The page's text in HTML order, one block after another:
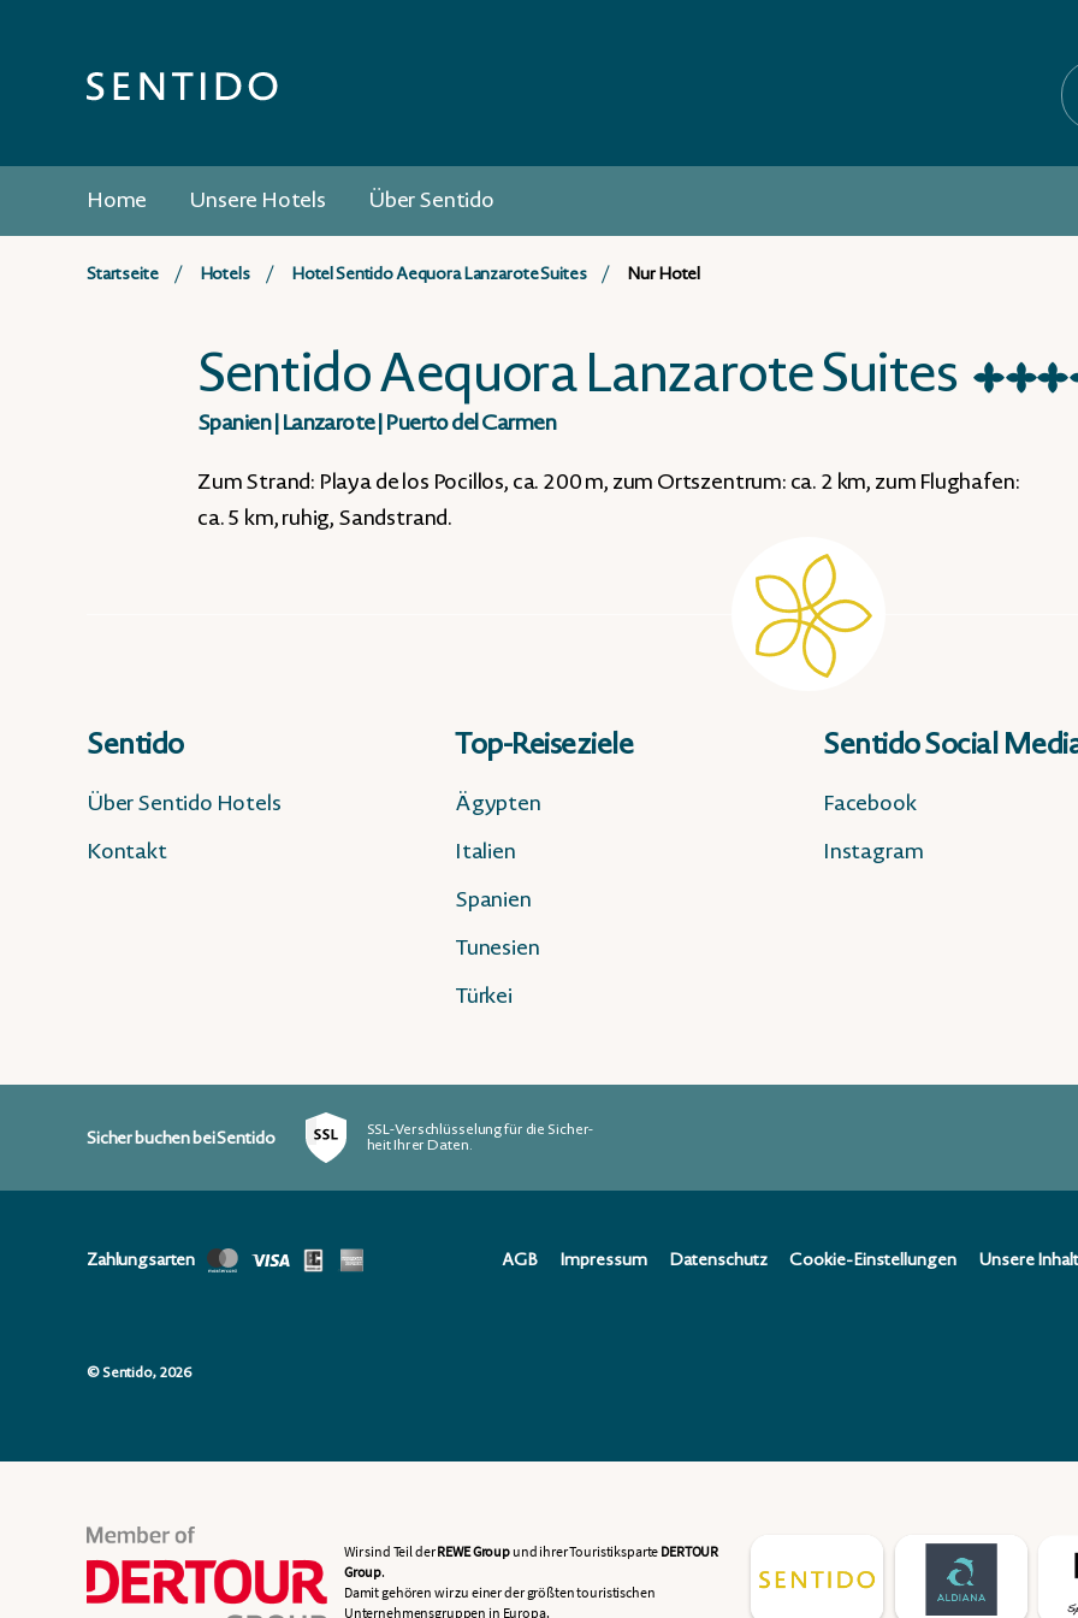
Home Unsere Hotels Über Sentido
Startseite Hotels Hotel Sentido Aequora Lanzarote Suites Nur Hotel
Sentido Aequora Lanzarote Suites ★★★
Spanien|Lanzarote|Puerto del Carmen
Zum Strand: Playa de los Pocillos, ca. 200 m, zum Ortszentrum: ca. 2 km, zum Flughafen:
ca. 5 km, ruhig, Sandstrand.
Sentido
Über Sentido Hotels
Kontakt
Top-Reiseziele
Ägypten
Italien
Spanien
Tunesien
Türkei
Sentido Social
Facebook
Instagram
Sicher buchen bei Sentido SSL-Verschlüsselung für die Sicher­
heit Ihrer Daten.
Zahlungsarten AGB Impressum Datenschutz Cookie-Einstellungen Unsere
© Sentido, 2026
Wir sind Teil derREWE Groupund ihrer Touristiksparte DERTOUR
Group.
Damit gehören wir zu einer der größten touristischen
Unternehmensgruppen in Europa.